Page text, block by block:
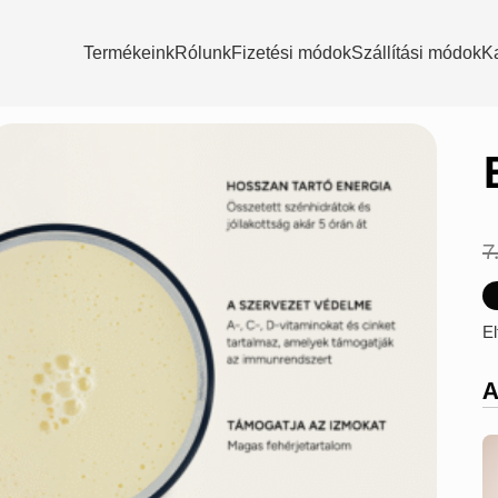
TermékeinkRólunkFizetési módokSzállítási módok